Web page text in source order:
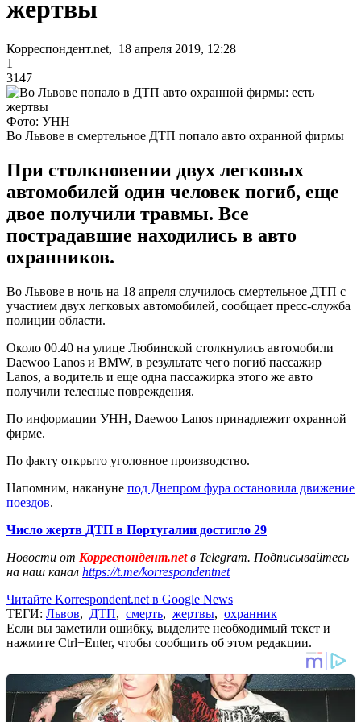
жертвы
Корреспондент.net, 18 апреля 2019, 12:28
1
3147
Фото: УНН
Во Львове в смертельное ДТП попало авто охранной фирмы
При столкновении двух легковых
автомобилей один человек погиб, еще
двое получили травмы. Все
пострадавшие находились в авто
охранников.
Во Львове в ночь на 18 апреля случилось смертельное ДТП с
участием двух легковых автомобилей, сообщает пресс-служба
полиции области.
Около 00.40 на улице Любинской столкнулись автомобили
Daewoo Lanos и BMW, в результате чего погиб пассажир
Lanos, а водитель и еще одна пассажирка этого же авто
получили телесные повреждения.
По информации УНН, Daewoo Lanos принадлежит охранной
фирме.
По факту открыто уголовное производство.
Напомним, накануне под Днепром фура остановила движение
поездов.
Число жертв ДТП в Португалии достигло 29
Новости от Корреспондент.netв Telegram. Подписывайтесь
на наш канал https://t.me/korrespondentnet
Читайте Korrespondent.net в Google News
ТЕГИ: Львов, ДТП, смерть, жертвы, охранник
Если вы заметили ошибку, выделите необходимый текст и
нажмите Ctrl+Enter, чтобы сообщить об этом редакции.